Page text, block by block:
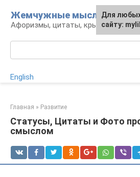
контенту
Жемчужные мысли
Афоризмы, цитаты, крылатые
English
Главная » Развитие
Статусы, Цитаты и Фото
смыслом
Для
сайту: